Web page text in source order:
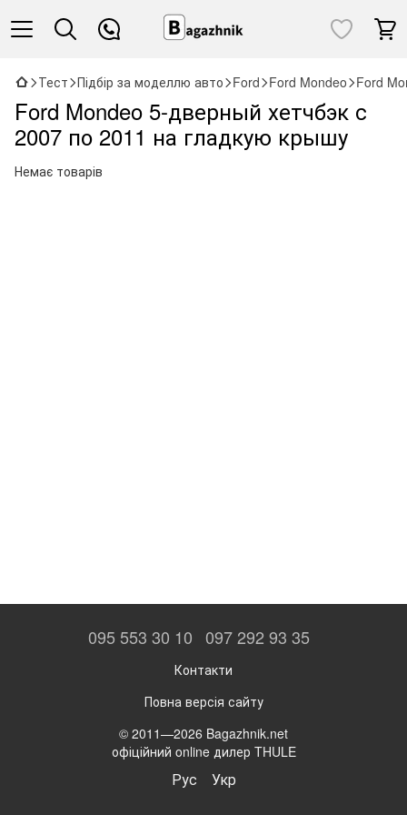
Тест Підбір за моделлю авто Ford Ford Mondeo Ford
Ford Mondeo 5-дверный хетчбэк с
2007 по 2011 на гладкую крышу
Немає товарів
095 553 30 10 097 292 93 35
Контакти
Повна версія сайту
© 2011—2026 Bagazhnik.net
офіційний online дилер THULE
Рус Укр